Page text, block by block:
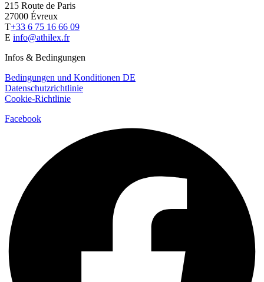
215 Route de Paris
27000 Évreux
T+33 6 75 16 66 09
E info@athilex.fr
Infos & Bedingungen
Bedingungen und Konditionen DE
Datenschutzrichtlinie
Cookie-Richtlinie
Facebook